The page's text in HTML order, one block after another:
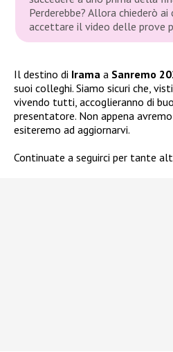
Perderebbe? Allora chiederò
accettare il video delle prove
Il destino di Irama a Sanremo
suoi colleghi. Siamo sicuri che,
vivendo tutti, accoglieranno di
presentatore. Non appena
esiteremo ad aggiornarvi.
Continuate a seguirci per tante